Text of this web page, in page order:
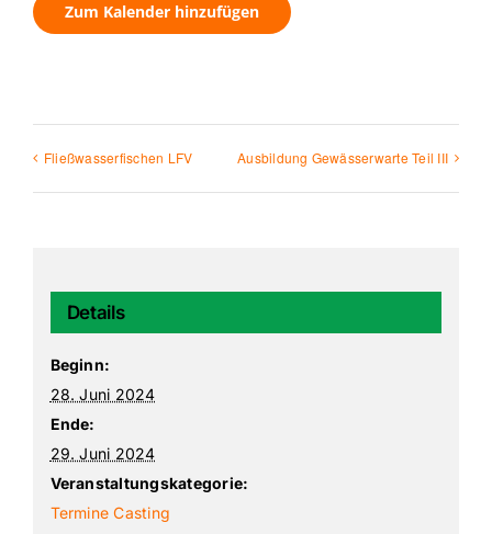
Zum Kalender hinzufügen
Fließwasserfischen LFV Ausbildung Gewässerwarte Teil III
Details
Beginn:
28. Juni 2024
Ende:
29. Juni 2024
Veranstaltungskategorie:
Termine Casting